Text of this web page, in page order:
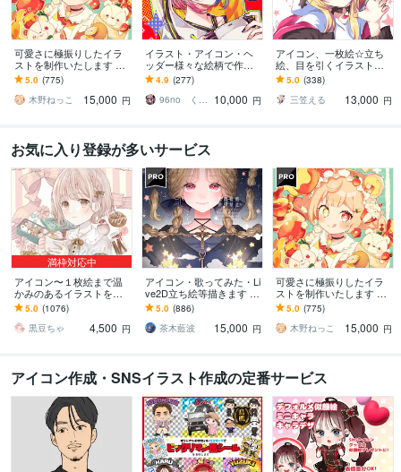
可愛さに極振りしたイラ
ストを制作いたします ★
商用利用＆二次利用込
み！ミニキャラは小物２
点まで無料！★
5.0 (775)
木野ねっこ
15,000 円
イラスト・アイコン・ヘ
ッダー様々な絵柄で作成
します 商用可！似顔絵・
ブログ・インスタ・動画
配信サムネ等用途様々！
4.9 (277)
96no くろの
10,000 円
アイコン、一枚絵☆立ち
絵、目を引くイラスト描
きます イリアム、サム
ネ、live2D、YouTube、歌
ってみたも
5.0 (338)
三笠える
13,000 円
お気に入り登録が多いサービス
満枠対応中
アイコン〜１枚絵まで温
かみのあるイラストを描
きます ★ココナラ自体が
初めての方も、お気軽に
ご相談ください♪★
5.0 (1076)
黒豆ちゃ
4,500 円
アイコン・歌ってみた・Li
ve2D立ち絵等描きます ち
びキャラや配信用イラス
ト等、幅広く制作してい
ます！
5.0 (886)
茶木藍波
15,000 円
可愛さに極振りしたイラ
ストを制作いたします ★
商用利用＆二次利用込
み！ミニキャラは小物２
点まで無料！★
5.0 (775)
木野ねっこ
15,000 円
アイコン作成・SNSイラスト作成の定番サービス